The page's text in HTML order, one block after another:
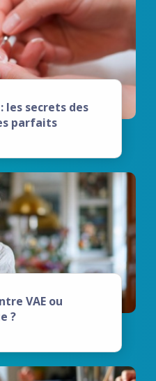
les secrets des
parfaits
VAE ou
?